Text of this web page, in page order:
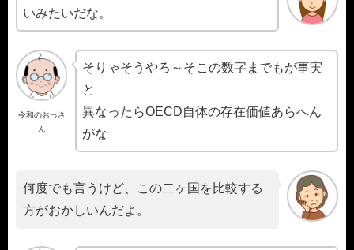
いみたいだな。
令和のおっさ
ん
そりゃそうやろ～そこの数字までもが事実
と
異なったらOECD自体の存在価値あらへん
がな
何度でも言うけど、この二ヶ国を比較する
方がおかしいんだよ。